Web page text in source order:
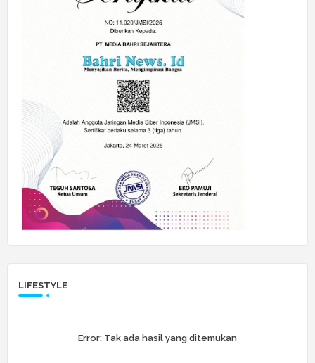
LIFESTYLE
Error: Tak ada hasil yang ditemukan